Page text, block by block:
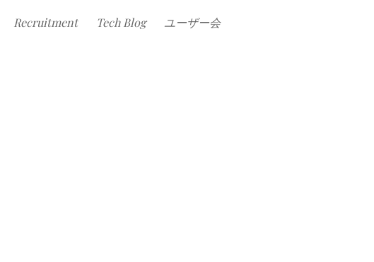
Recruitment Tech Blog ユーザー会